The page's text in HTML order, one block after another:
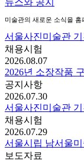
뉴스와 공지
미술관의 새로운 소식을 홈
서울사진미술관
채용시험
2026.08.07
2026년 소장작품
공지사항
2026.07.30
서울사진미술관
채용시험
2026.07.29
서울시립 남서울
보도자료